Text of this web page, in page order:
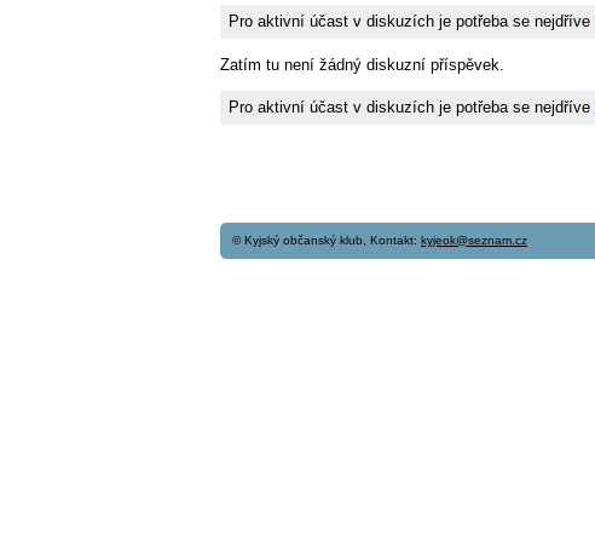
Pro aktivní účast v diskuzích je potřeba se nejdříve
Zatím tu není žádný diskuzní příspěvek.
Pro aktivní účast v diskuzích je potřeba se nejdříve
© Kyjský občanský klub, Kontakt: kyjeok@seznam.cz